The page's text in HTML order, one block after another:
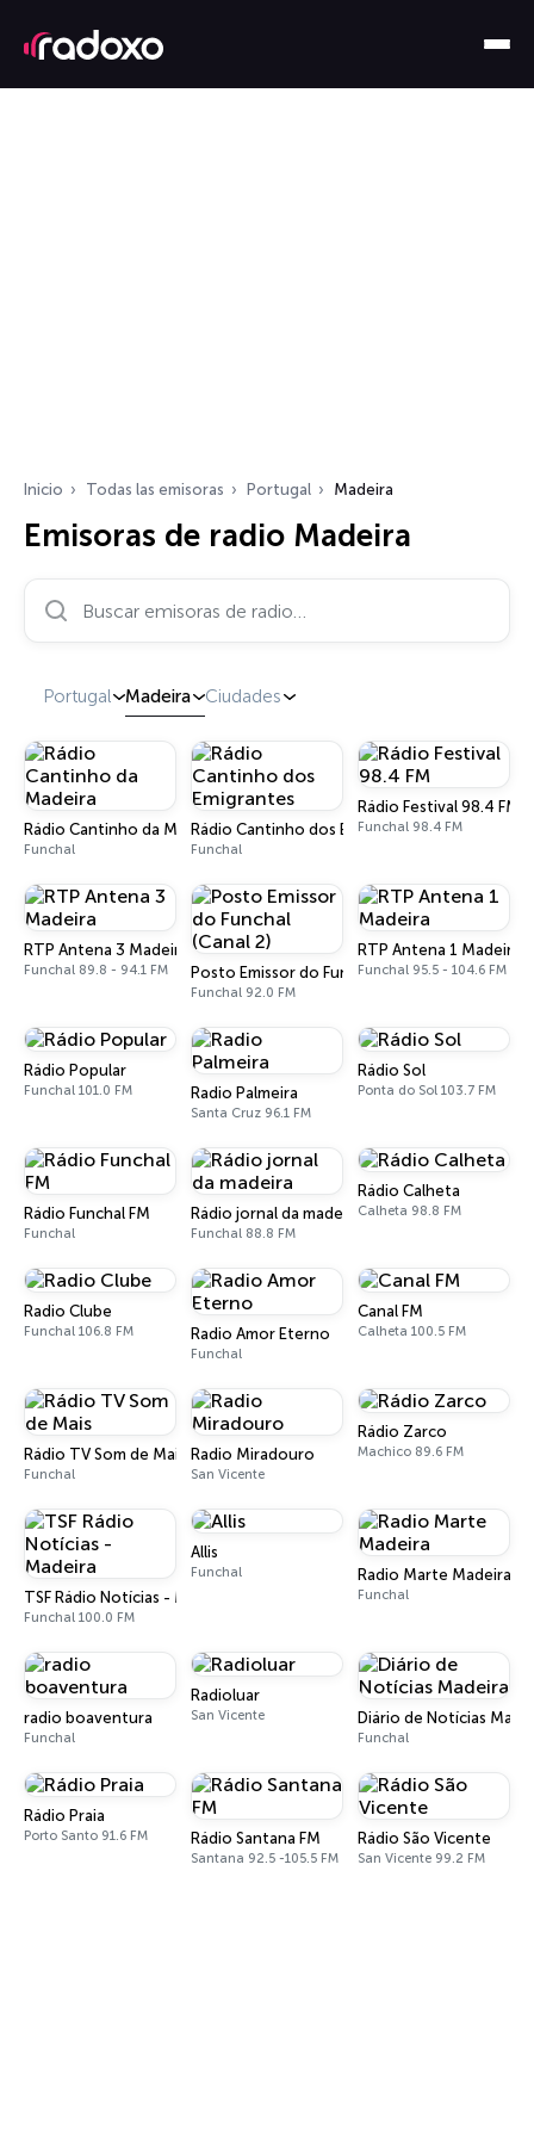
Inicio Todas las emisoras Portugal Madeira
Emisoras de radio Madeira
Buscar emisoras de radio…
Portugal Madeira Ciudades
Rádio Cantinho da Madeira
Funchal
Rádio Cantinho dos Emigrantes
Funchal
Rádio Festival 98.4 FM
Funchal 98.4 FM
RTP Antena 3 Madeira
Funchal 89.8 - 94.1 FM Posto Emissor do Funchal (Canal 2)
Funchal 92.0 FM
RTP Antena 1 Madeira
Funchal 95.5 - 104.6 FM
Rádio Popular
Funchal 101.0 FM Radio Palmeira
Santa Cruz 96.1 FM
Rádio Sol
Ponta do Sol 103.7 FM
Rádio Funchal FM
Funchal
Rádio jornal da madeira
Funchal 88.8 FM
Rádio Calheta
Calheta 98.8 FM
Radio Clube
Funchal 106.8 FM Radio Amor Eterno
Funchal
Canal FM
Calheta 100.5 FM
Rádio TV Som de Mais
Funchal
Radio Miradouro
San Vicente
Rádio Zarco
Machico 89.6 FM
TSF Rádio Notícias - Madeira
Funchal 100.0 FM
Allis
Funchal Radio Marte Madeira
Funchal
radio boaventura
Funchal
Radioluar
San Vicente Diário de Notícias
Funchal
Rádio Praia
Porto Santo 91.6 FM Rádio Santana FM
Santana 92.5 -105.5 FM
Rádio São Vicente
San Vicente 99.2 FM